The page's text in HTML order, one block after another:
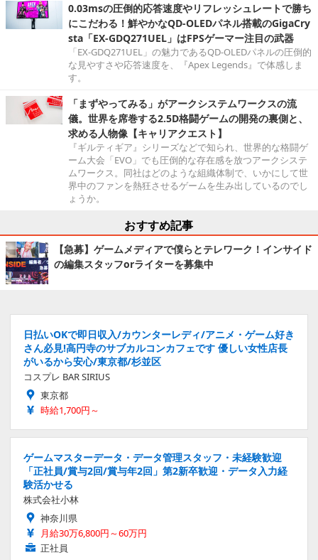
0.03msの圧倒的応答速度やリフレッシュレートで勝ち
にこだわる！鮮やかなQD-OLEDパネル搭載のGigaCry
sta「EX-GDQ271UEL」はFPSゲーマー注目の武器
「EX-GDQ271UEL」の魅力であるQD-OLEDパネルの圧倒的
な見やすさや応答速度を、『Apex Legends』で体感しま
す。
「まずやってみる」がアークシステムワークスの流
儀。世界を席巻する2.5D格闘ゲームの開発の裏側と、
求める人物像【キャリアクエスト】
『ギルティギア』シリーズなどで知られ、世界的な格闘ゲ
ーム大会「EVO」でも圧倒的な存在感を放つアークシステ
ムワークス。同社はどのような組織体制で、いかにして世
界中のファンを熱狂させるゲームを生み出しているのでし
ょうか。
おすすめ記事
【急募】ゲームメディアで僕らとテレワーク！インサイド
の編集スタッフorライターを募集中
日払いOKで即日収入/カウンターレディ/アニメ・ゲーム好き
さん必見!高円寺のサブカルコンカフェです 優しい女性店長
がいるから安心/東京都/杉並区
コスプレ BAR SIRIUS
東京都
時給1,700円～
ゲームマスターデータ・データ管理スタッフ・未経験歓迎
「正社員/賞与2回/賞与年2回」第2新卒歓迎・データ入力経
験活かせる
株式会社小林
神奈川県
月給30万6,800円～60万円
正社員